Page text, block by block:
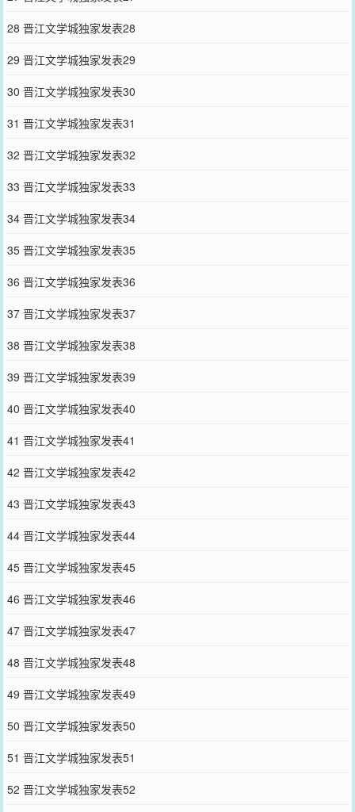
28 晋江文学城独家发表28
29 晋江文学城独家发表29
30 晋江文学城独家发表30
31 晋江文学城独家发表31
32 晋江文学城独家发表32
33 晋江文学城独家发表33
34 晋江文学城独家发表34
35 晋江文学城独家发表35
36 晋江文学城独家发表36
37 晋江文学城独家发表37
38 晋江文学城独家发表38
39 晋江文学城独家发表39
40 晋江文学城独家发表40
41 晋江文学城独家发表41
42 晋江文学城独家发表42
43 晋江文学城独家发表43
44 晋江文学城独家发表44
45 晋江文学城独家发表45
46 晋江文学城独家发表46
47 晋江文学城独家发表47
48 晋江文学城独家发表48
49 晋江文学城独家发表49
50 晋江文学城独家发表50
51 晋江文学城独家发表51
52 晋江文学城独家发表52